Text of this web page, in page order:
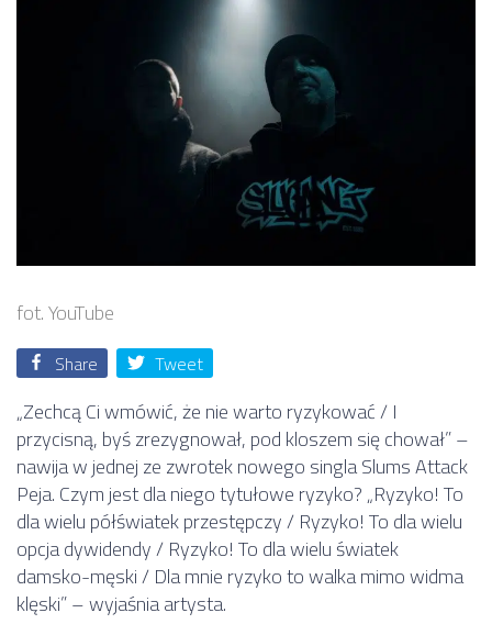
fot. YouTube
Share Tweet
„Zechcą Ci wmówić, że nie warto ryzykować / I
przycisną, byś zrezygnował, pod kloszem się chował” –
nawija w jednej ze zwrotek nowego singla Slums Attack
Peja. Czym jest dla niego tytułowe ryzyko? „Ryzyko! To
dla wielu półświatek przestępczy / Ryzyko! To dla wielu
opcja dywidendy / Ryzyko! To dla wielu światek
damsko-męski / Dla mnie ryzyko to walka mimo widma
klęski” – wyjaśnia artysta.